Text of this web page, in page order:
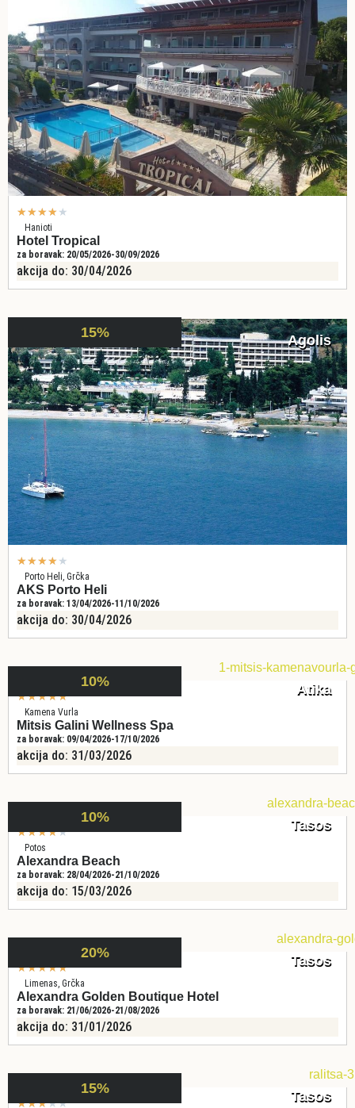
★★★★ ★
Hanioti
Hotel Tropical
za boravak: 20/05/2026-30/09/2026
akcija do: 30/04/2026
15% Agolis
★★★★ ★
Porto Heli, Grčka
AKS Porto Heli
za boravak: 13/04/2026-11/10/2026
akcija do: 30/04/2026
10% Atika
★★★★★
Kamena Vurla
Mitsis Galini Wellness Spa
za boravak: 09/04/2026-17/10/2026
akcija do: 31/03/2026
10% Tasos
★★★★★
Potos
Alexandra Beach
za boravak: 28/04/2026-21/10/2026
akcija do: 15/03/2026
20% Tasos
★★★★★
Limenas, Grčka
Alexandra Golden Boutique Hotel
za boravak: 21/06/2026-21/08/2026
akcija do: 31/01/2026
15% Tasos
★★★★★